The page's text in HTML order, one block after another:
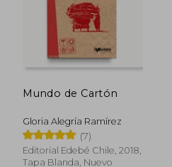
Mundo de Cartón
Gloria Alegría Ramírez
(7)
Editorial Edebé Chile, 2018,
Tapa Blanda, Nuevo